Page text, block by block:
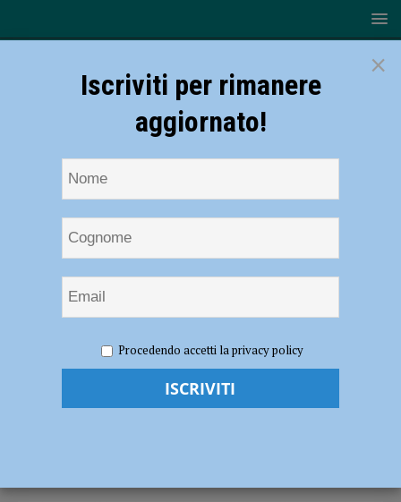
il Conservatorio Nicolini: “Un’eccellenza piacentina”
Il prefetto Falco visita il Conservatorio
×
Iscriviti per rimanere
aggiornato!
Procedendo accetti la privacy policy